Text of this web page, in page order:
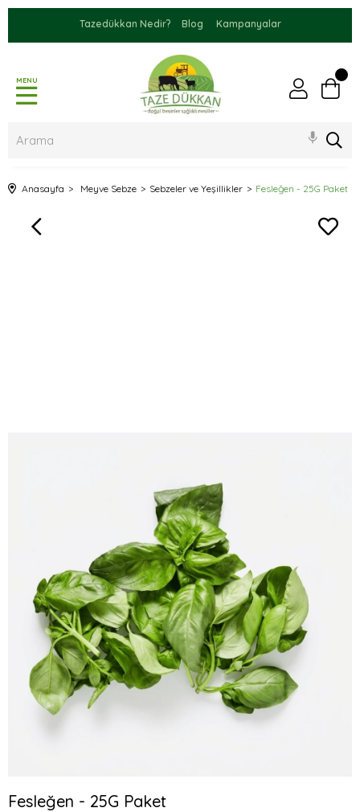
Tazedükkan Nedir? Blog Kampanyalar
MENU
Anasayfa Meyve Sebze Sebzeler ve Yeşillikler Fesleğen - 25G Paket
Fesleğen - 25G Paket